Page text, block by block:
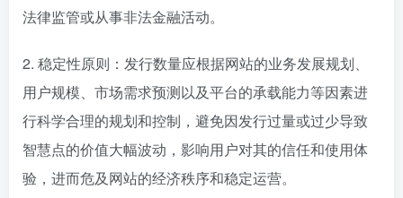
法律监管或从事非法金融活动。
2. 稳定性原则：发行数量应根据网站的业务发展规划、
用户规模、市场需求预测以及平台的承载能力等因素进
行科学合理的规划和控制，避免因发行过量或过少导致
智慧点的价值大幅波动，影响用户对其的信任和使用体
验，进而危及网站的经济秩序和稳定运营。